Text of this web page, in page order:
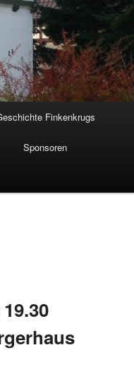
Finkenkrugs
Sponsoren